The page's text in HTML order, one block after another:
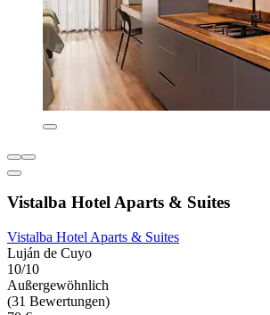
Vistalba Hotel Aparts & Suites
Vistalba Hotel Aparts & Suites
Luján de Cuyo
10/10
Außergewöhnlich
(31 Bewertungen)